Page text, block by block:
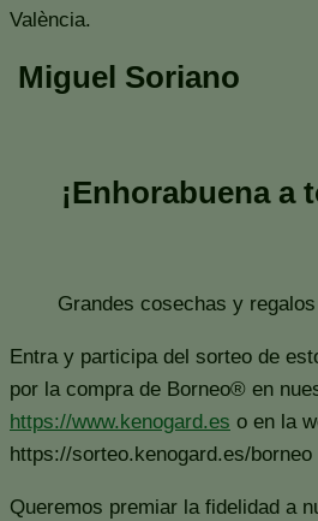
València.
Miguel Soriano
¡Enhorabuena a
Grandes cosechas y
Entra y participa del sorteo de
por la compra de Borneo® en
https://www.kenogard.es o en la
https://sorteo.kenogard.es/borneo
Queremos premiar la fidelidad a